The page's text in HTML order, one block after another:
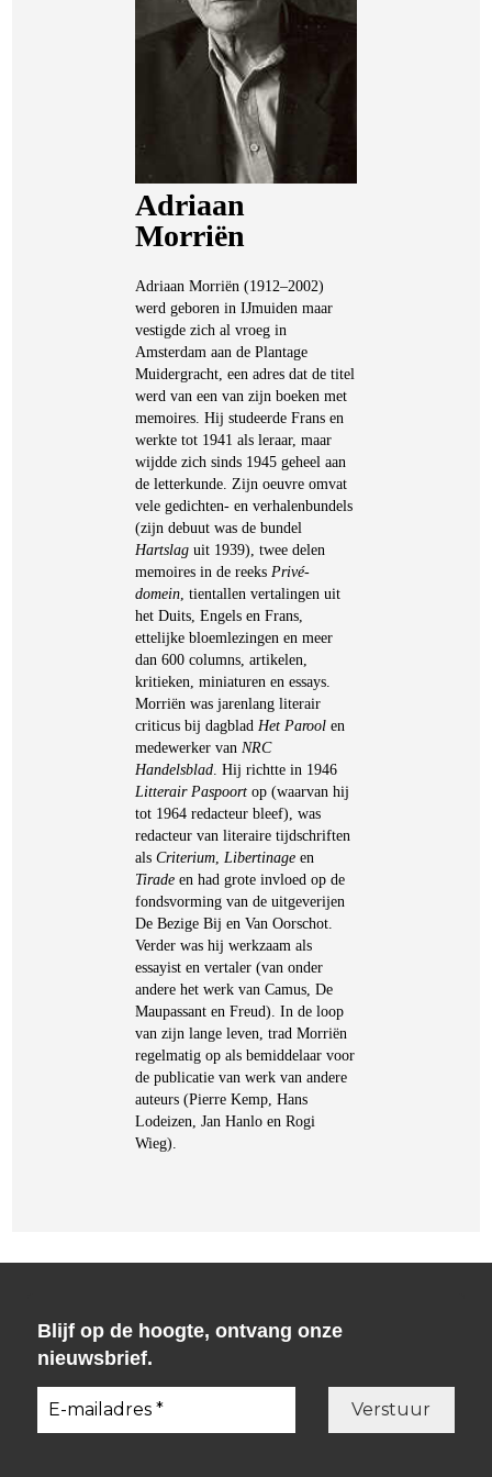
Adriaan
Morriën
Adriaan Morriën (1912–2002)
werd geboren in IJmuiden maar
vestigde zich al vroeg in
Amsterdam aan de Plantage
Muidergracht, een adres dat de titel
werd van een van zijn boeken met
memoires. Hij studeerde Frans en
werkte tot 1941 als leraar, maar
wijdde zich sinds 1945 geheel aan
de letterkunde. Zijn oeuvre omvat
vele gedichten- en verhalenbundels
(zijn debuut was de bundel
Hartslag uit 1939), twee delen
memoires in de reeksPrivé-
domein, tientallen vertalingen uit
het Duits, Engels en Frans,
ettelijke bloemlezingen en meer
dan 600 columns, artikelen,
kritieken, miniaturen en essays.
Morriën was jarenlang literair
criticus bij dagbladHet Parool en
medewerker vanNRC
Handelsblad. Hij richtte in 1946
Litterair Paspoort op (waarvan hij
tot 1964 redacteur bleef), was
redacteur van literaire tijdschriften
alsCriterium,Libertinage en
Tirade en had grote invloed op de
fondsvorming van de uitgeverijen
De Bezige Bij en Van Oorschot.
Verder was hij werkzaam als
essayist en vertaler (van onder
andere het werk van Camus, De
Maupassant en Freud). In de loop
van zijn lange leven, trad Morriën
regelmatig op als bemiddelaar voor
de publicatie van werk van andere
auteurs (Pierre Kemp, Hans
Lodeizen, Jan Hanlo en Rogi
Wieg).
Blijf op de hoogte, ontvang onze
nieuwsbrief.